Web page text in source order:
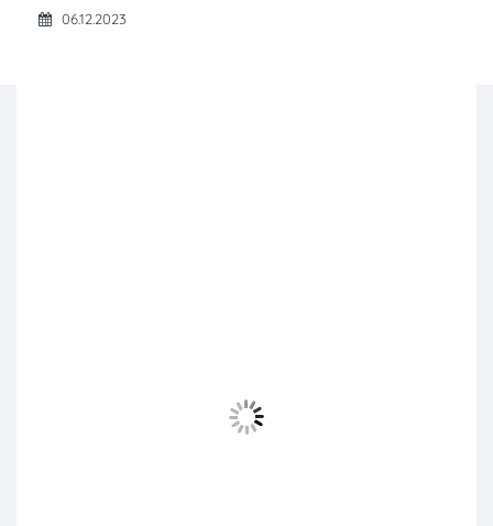
06.12.2023